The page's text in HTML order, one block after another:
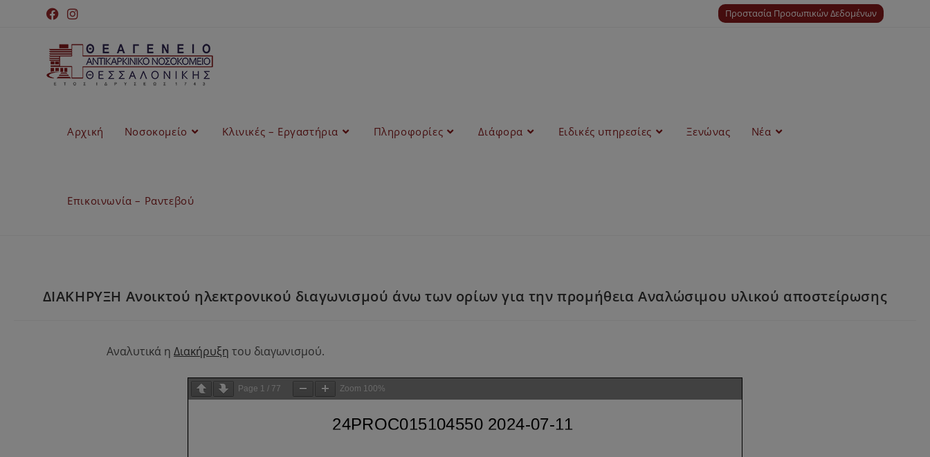
Προστασία Προσωπικών Δεδομένων
Αρχική Νοσοκομείο Κλινικές – Εργαστήρια Πληροφορίες Διάφορα Ειδικές υπηρεσίες Ξενώνας Νέα
Επικοινωνία – Ραντεβού
ΔΙΑΚΗΡΥΞΗ Ανοικτού ηλεκτρονικού διαγωνισμού άνω των ορίων για την προμήθεια Αναλώσιμου υλικού αποστείρωσης
Αναλυτικά ηΔιακήρυξη του διαγωνισμού.
Page 1 / 77 Zoom 100%